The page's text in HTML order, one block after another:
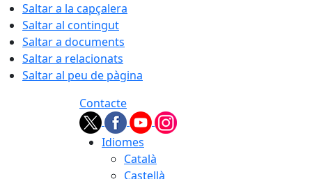
Saltar a la capçalera
Saltar al contingut
Saltar a documents
Saltar a relacionats
Saltar al peu de pàgina
Contacte
Idiomes
Català
Castellà